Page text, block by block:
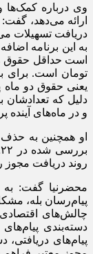
وی درباره کمک‌ها
و در ماه‌های آینده
روند دریافت
محضرنیا گفت: به
پیام‌رسان بله،
چالش‌های
دسته‌بندی
پیام‌های